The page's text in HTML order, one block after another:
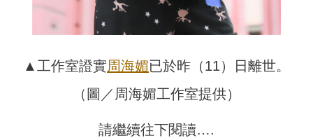
▲工作室證實周海媚已於昨（11）日離世。
（圖／周海媚工作室提供）
請繼續往下閱讀….